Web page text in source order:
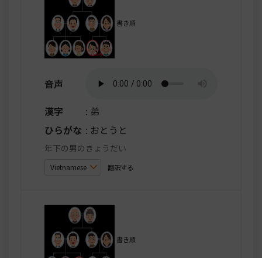
書き順
音声
漢字
: 弟
ひらがな : おとうと
年下の男のきょうだい
翻訳する
書き順